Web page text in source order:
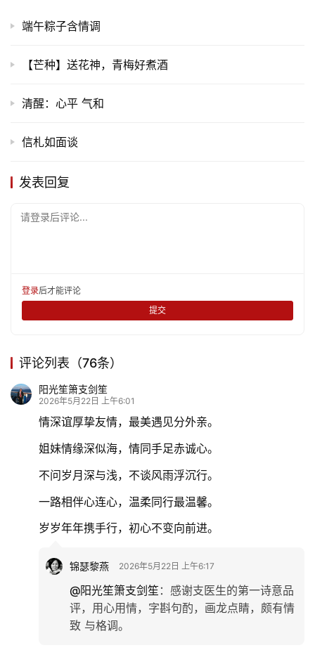
端午粽子含情调
【芒种】送花神，青梅好煮酒
清醒：心平 气和
信札如面谈
发表回复
请登录后评论...
登录后才能评论
提交
评论列表（76条）
阳光笙箫支剑笙
2026年5月22日 上午6:01
情深谊厚挚友情，最美遇见分外亲。
姐妹情缘深似海，情同手足赤诚心。
不问岁月深与浅，不谈风雨浮沉行。
一路相伴心连心，温柔同行最温馨。
岁岁年年携手行，初心不变向前进。
锦瑟黎燕 2026年5月22日 上午6:17
@阳光笙箫支剑笙 ： 感谢支医生的第一诗意品
评，用心用情，字斟句酌，画龙点睛，颇有情
致 与格调。